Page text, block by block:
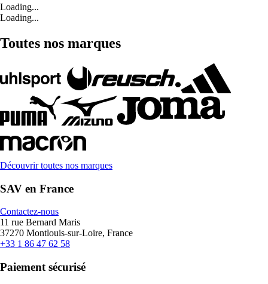
Loading...
Loading...
Toutes nos marques
Découvrir toutes nos marques
SAV en France
Contactez-nous
11 rue Bernard Maris
37270 Montlouis-sur-Loire, France
+33 1 86 47 62 58
Paiement sécurisé